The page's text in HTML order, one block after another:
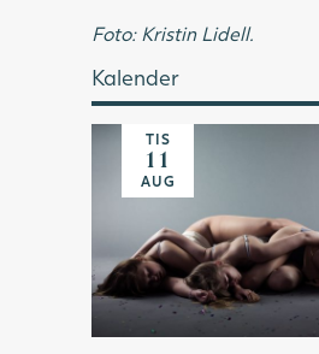
Foto: Kristin Lidell.
Kalender
TIS
11
AUG